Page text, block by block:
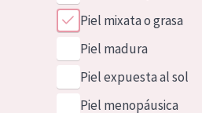
Piel mixata o grasa
Piel madura
Piel expuesta al sol
Piel menopáusica